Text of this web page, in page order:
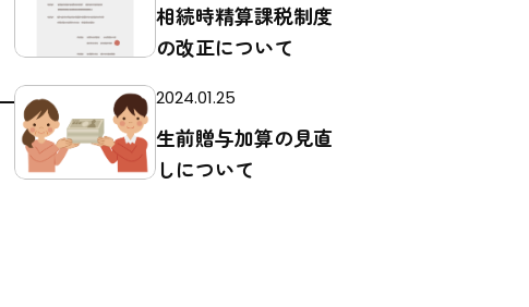
相続時精算課税制度
の改正について
2024.01.25
生前贈与加算の見直
しについて